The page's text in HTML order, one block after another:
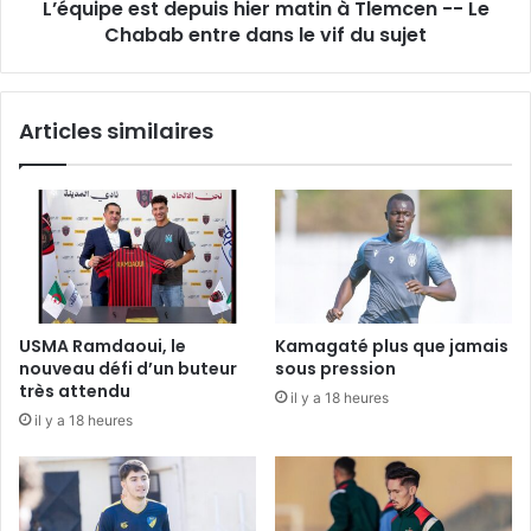
vif
L’équipe est depuis hier matin à Tlemcen -- Le
Chabab entre dans le vif du sujet
Articles similaires
USMA Ramdaoui, le
nouveau défi d’un buteur
très attendu
il y a 18 heures
Kamagaté plus que jamais
sous pression
il y a 18 heures